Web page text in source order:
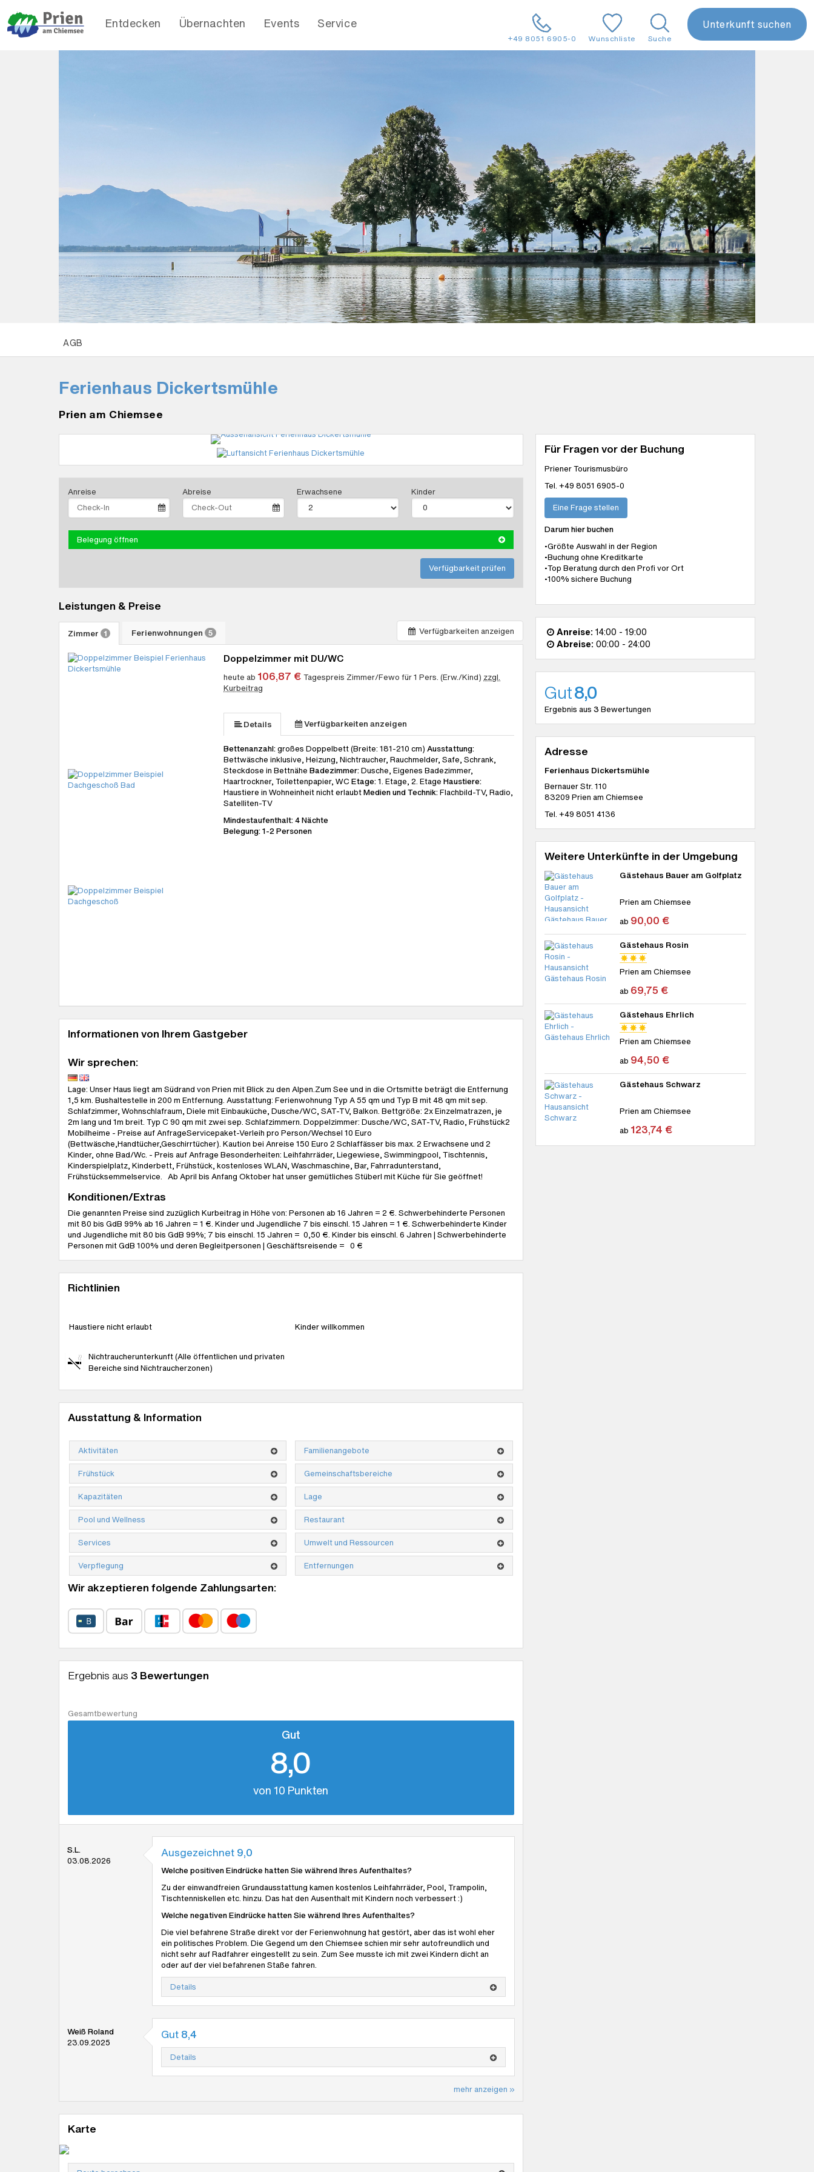
Entdecken Übernachten Events Service
+49 8051 6905-0 Wunschliste Suche
Unterkunft suchen
AGB
Ferienhaus Dickertsmühle
Prien am Chiemsee
Anreise Abreise Erwachsene Kinder
Belegung öffnen
Verfügbarkeit prüfen
Verfügbarkeiten anzeigen
Leistungen & Preise
Zimmer 1 Ferienwohnungen 5
Doppelzimmer mit DU/WC
heute ab 106,87 € Tagespreis Zimmer/Fewo für 1 Pers. (Erw./Kind) zzgl.
Kurbeitrag
Details Verfügbarkeiten anzeigen
Bettenanzahl:großes Doppelbett (Breite: 181-210 cm) Ausstattung:
Bettwäsche inklusive, Heizung, Nichtraucher, Rauchmelder, Safe, Schrank,
Steckdose in Bettnähe Badezimmer:Dusche, Eigenes Badezimmer,
Haartrockner, Toilettenpapier, WC Etage:1. Etage, 2. Etage Haustiere:
Haustiere in Wohneinheit nicht erlaubtMedien und Technik:Flachbild-TV, Radio,
Satelliten-TV
Mindestaufenthalt: 4 Nächte
Belegung: 1-2 Personen
Informationen von Ihrem Gastgeber
Wir sprechen:
Lage: Unser Haus liegt am Südrand von Prien mit Blick zu den Alpen.Zum See und in die Ortsmitte beträgt die Entfernung
1,5 km. Bushaltestelle in 200 m Entfernung. Ausstattung: Ferienwohnung Typ A 55 qm und Typ B mit 48 qm mit sep.
Schlafzimmer, Wohnschlafraum, Diele mit Einbauküche, Dusche/WC, SAT-TV, Balkon. Bettgröße: 2x Einzelmatrazen, je
2m lang und 1m breit. Typ C 90 qm mit zwei sep. Schlafzimmern. Doppelzimmer: Dusche/WC, SAT-TV, Radio, Frühstück2
Mobilheime - Preise auf AnfrageServicepaket-Verleih pro Person/Wechsel 10 Euro
(Bettwäsche,Handtücher,Geschirrtücher). Kaution bei Anreise 150 Euro 2 Schlaffässer bis max. 2 Erwachsene und 2
Kinder, ohne Bad/Wc. - Preis auf Anfrage Besonderheiten: Leihfahrräder, Liegewiese, Swimmingpool, Tischtennis,
Kinderspielplatz, Kinderbett, Frühstück, kostenloses WLAN, Waschmaschine, Bar, Fahrradunterstand,
Frühstücksemmelservice. Ab April bis Anfang Oktober hat unser gemütliches Stüberl mit Küche für Sie geöffnet!
Konditionen/Extras
Die genannten Preise sind zuzüglich Kurbeitrag in Höhe von: Personen ab 16 Jahren = 2 €. Schwerbehinderte Personen
mit 80 bis GdB 99% ab 16 Jahren = 1 €. Kinder und Jugendliche 7 bis einschl. 15 Jahren = 1 €. Schwerbehinderte Kinder
und Jugendliche mit 80 bis GdB 99%; 7 bis einschl. 15 Jahren = 0,50 €. Kinder bis einschl. 6 Jahren | Schwerbehinderte
Personen mit GdB 100% und deren Begleitpersonen | Geschäftsreisende = 0 €
Richtlinien
Haustiere nicht erlaubt Kinder willkommen
Nichtraucherunterkunft (Alle öffentlichen und privaten
Bereiche sind Nichtraucherzonen)
Ausstattung & Information
Aktivitäten
Familienangebote
Frühstück
Gemeinschaftsbereiche
Kapazitäten
Lage
Pool und Wellness
Restaurant
Services
Umwelt und Ressourcen
Verpflegung
Entfernungen
Wir akzeptieren folgende Zahlungsarten:
Ergebnis aus 3 Bewertungen
Gesamtbewertung
Gut
8,0
von 10 Punkten
S.L.
03.08.2026
Ausgezeichnet 9,0
Welche positiven Eindrücke hatten Sie während Ihres Aufenthaltes?
Zu der einwandfreien Grundausstattung kamen kostenlos Leihfahrräder, Pool, Trampolin,
Tischtenniskellen etc. hinzu. Das hat den Ausenthalt mit Kindern noch verbessert :)
Welche negativen Eindrücke hatten Sie während Ihres Aufenthaltes?
Die viel befahrene Straße direkt vor der Ferienwohnung hat gestört, aber das ist wohl eher
ein politisches Problem. Die Gegend um den Chiemsee schien mir sehr autofreundlich und
nicht sehr auf Radfahrer eingestellt zu sein. Zum See musste ich mit zwei Kindern dicht an
oder auf der viel befahrenen Staße fahren.
Details
Weiß Roland
23.09.2025
Gut 8,4
Details
mehr anzeigen »
Karte
Für Fragen vor der Buchung
Priener Tourismusbüro
Tel. +49 8051 6905-0
Eine Frage stellen
Darum hier buchen
•Größte Auswahl in der Region
•Buchung ohne Kreditkarte
•Top Beratung durch den Profi vor Ort
•100% sichere Buchung
Anreise: 14:00 - 19:00
Abreise: 00:00 - 24:00
Gut8,0
Ergebnis aus 3 Bewertungen
Adresse
Ferienhaus Dickertsmühle
Bernauer Str. 110
83209 Prien am Chiemsee
Tel. +49 8051 4136
Weitere Unterkünfte in der Umgebung
Gästehaus Bauer am Golfplatz
Prien am Chiemsee
ab 90,00 €
Gästehaus Rosin
Prien am Chiemsee
ab 69,75 €
Gästehaus Ehrlich
Prien am Chiemsee
ab 94,50 €
Gästehaus Schwarz
Prien am Chiemsee
ab 123,74 €